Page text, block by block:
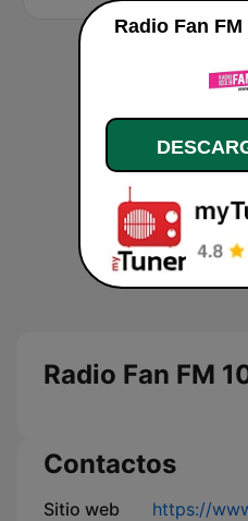
Radio Fan FM
Contactos
Sitio web https://
Radio Fan